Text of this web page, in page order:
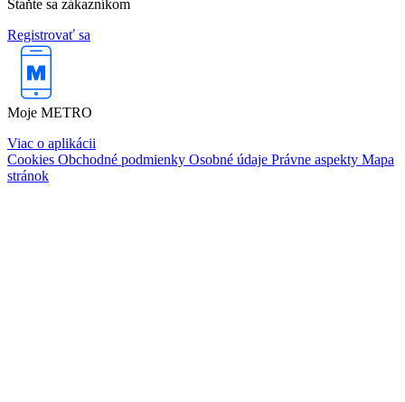
Staňte sa zákazníkom
Registrovať sa
Moje METRO
Viac o aplikácii
Cookies Obchodné podmienky Osobné údaje Právne aspekty Mapa
stránok